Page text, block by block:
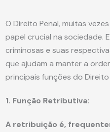
O Direito Penal, muitas
papel crucial na sociedade.
criminosas e suas
que ajudam a manter a
principais funções do Direito
1. Função Retributiva:
A retribuição é,